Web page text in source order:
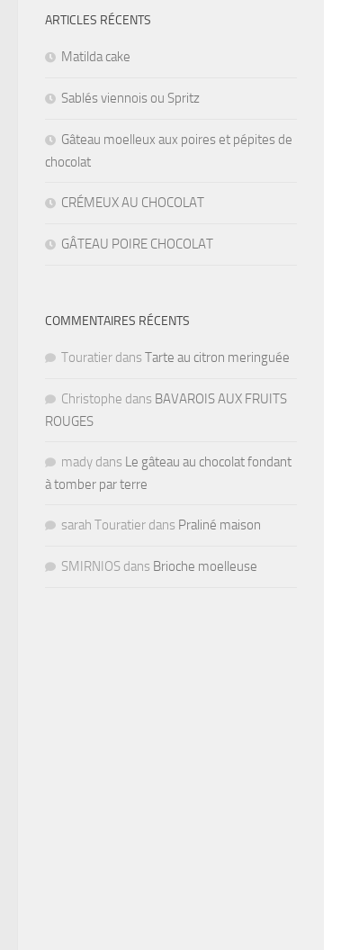
ARTICLES RÉCENTS
Matilda cake
Sablés viennois ou Spritz
Gâteau moelleux aux poires et pépites de
chocolat
CRÉMEUX AU CHOCOLAT
GÂTEAU POIRE CHOCOLAT
COMMENTAIRES RÉCENTS
Touratier dans Tarte au citron meringuée
Christophe dans BAVAROIS AUX FRUITS
ROUGES
mady dans Le gâteau au chocolat fondant
à tomber par terre
sarah Touratier dans Praliné maison
SMIRNIOS dans Brioche moelleuse